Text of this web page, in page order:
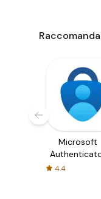
Microsoft
4.4